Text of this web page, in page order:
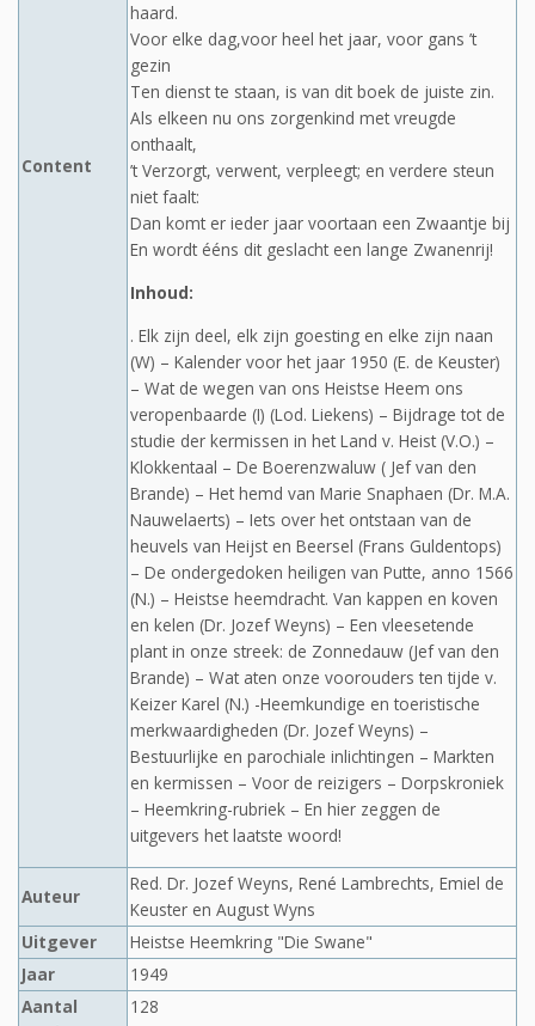
Content
haard.
Voor elke dag,voor heel het jaar, voor gans ’t
gezin
Ten dienst te staan, is van dit boek de juiste zin.
Als elkeen nu ons zorgenkind met vreugde
onthaalt,
’t Verzorgt, verwent, verpleegt; en verdere steun
niet faalt:
Dan komt er ieder jaar voortaan een Zwaantje bij
En wordt ééns dit geslacht een lange Zwanenrij!
Inhoud:
. Elk zijn deel, elk zijn goesting en elke zijn naan
(W) – Kalender voor het jaar 1950 (E. de Keuster)
– Wat de wegen van ons Heistse Heem ons
veropenbaarde (I) (Lod. Liekens) – Bijdrage tot de
studie der kermissen in het Land v. Heist (V.O.) –
Klokkentaal – De Boerenzwaluw ( Jef van den
Brande) – Het hemd van Marie Snaphaen (Dr. M.A.
Nauwelaerts) – Iets over het ontstaan van de
heuvels van Heijst en Beersel (Frans Guldentops)
– De ondergedoken heiligen van Putte, anno 1566
(N.) – Heistse heemdracht. Van kappen en koven
en kelen (Dr. Jozef Weyns) – Een vleesetende
plant in onze streek: de Zonnedauw (Jef van den
Brande) – Wat aten onze voorouders ten tijde v.
Keizer Karel (N.) -Heemkundige en toeristische
merkwaardigheden (Dr. Jozef Weyns) –
Bestuurlijke en parochiale inlichtingen – Markten
en kermissen – Voor de reizigers – Dorpskroniek
– Heemkring-rubriek – En hier zeggen de
uitgevers het laatste woord!
Auteur
Red. Dr. Jozef Weyns, René Lambrechts, Emiel de
Keuster en August Wyns
Uitgever
Heistse Heemkring "Die Swane"
Jaar
1949
Aantal
128